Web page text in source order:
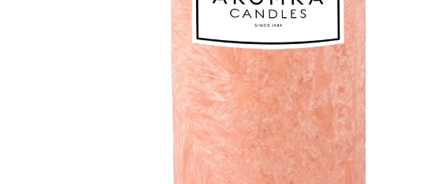
PŘÍRODNÍ VONNÁ SVÍČKA SÓJOVÁ -
AROMKA - SET 10 KS ČAJOVÝCH
SVÍČEK V PLECHU - BEZ VŮNĚ
PŘÍRODNÍ
AROMKA -
SVÍČEK V
LINE
180 Kč